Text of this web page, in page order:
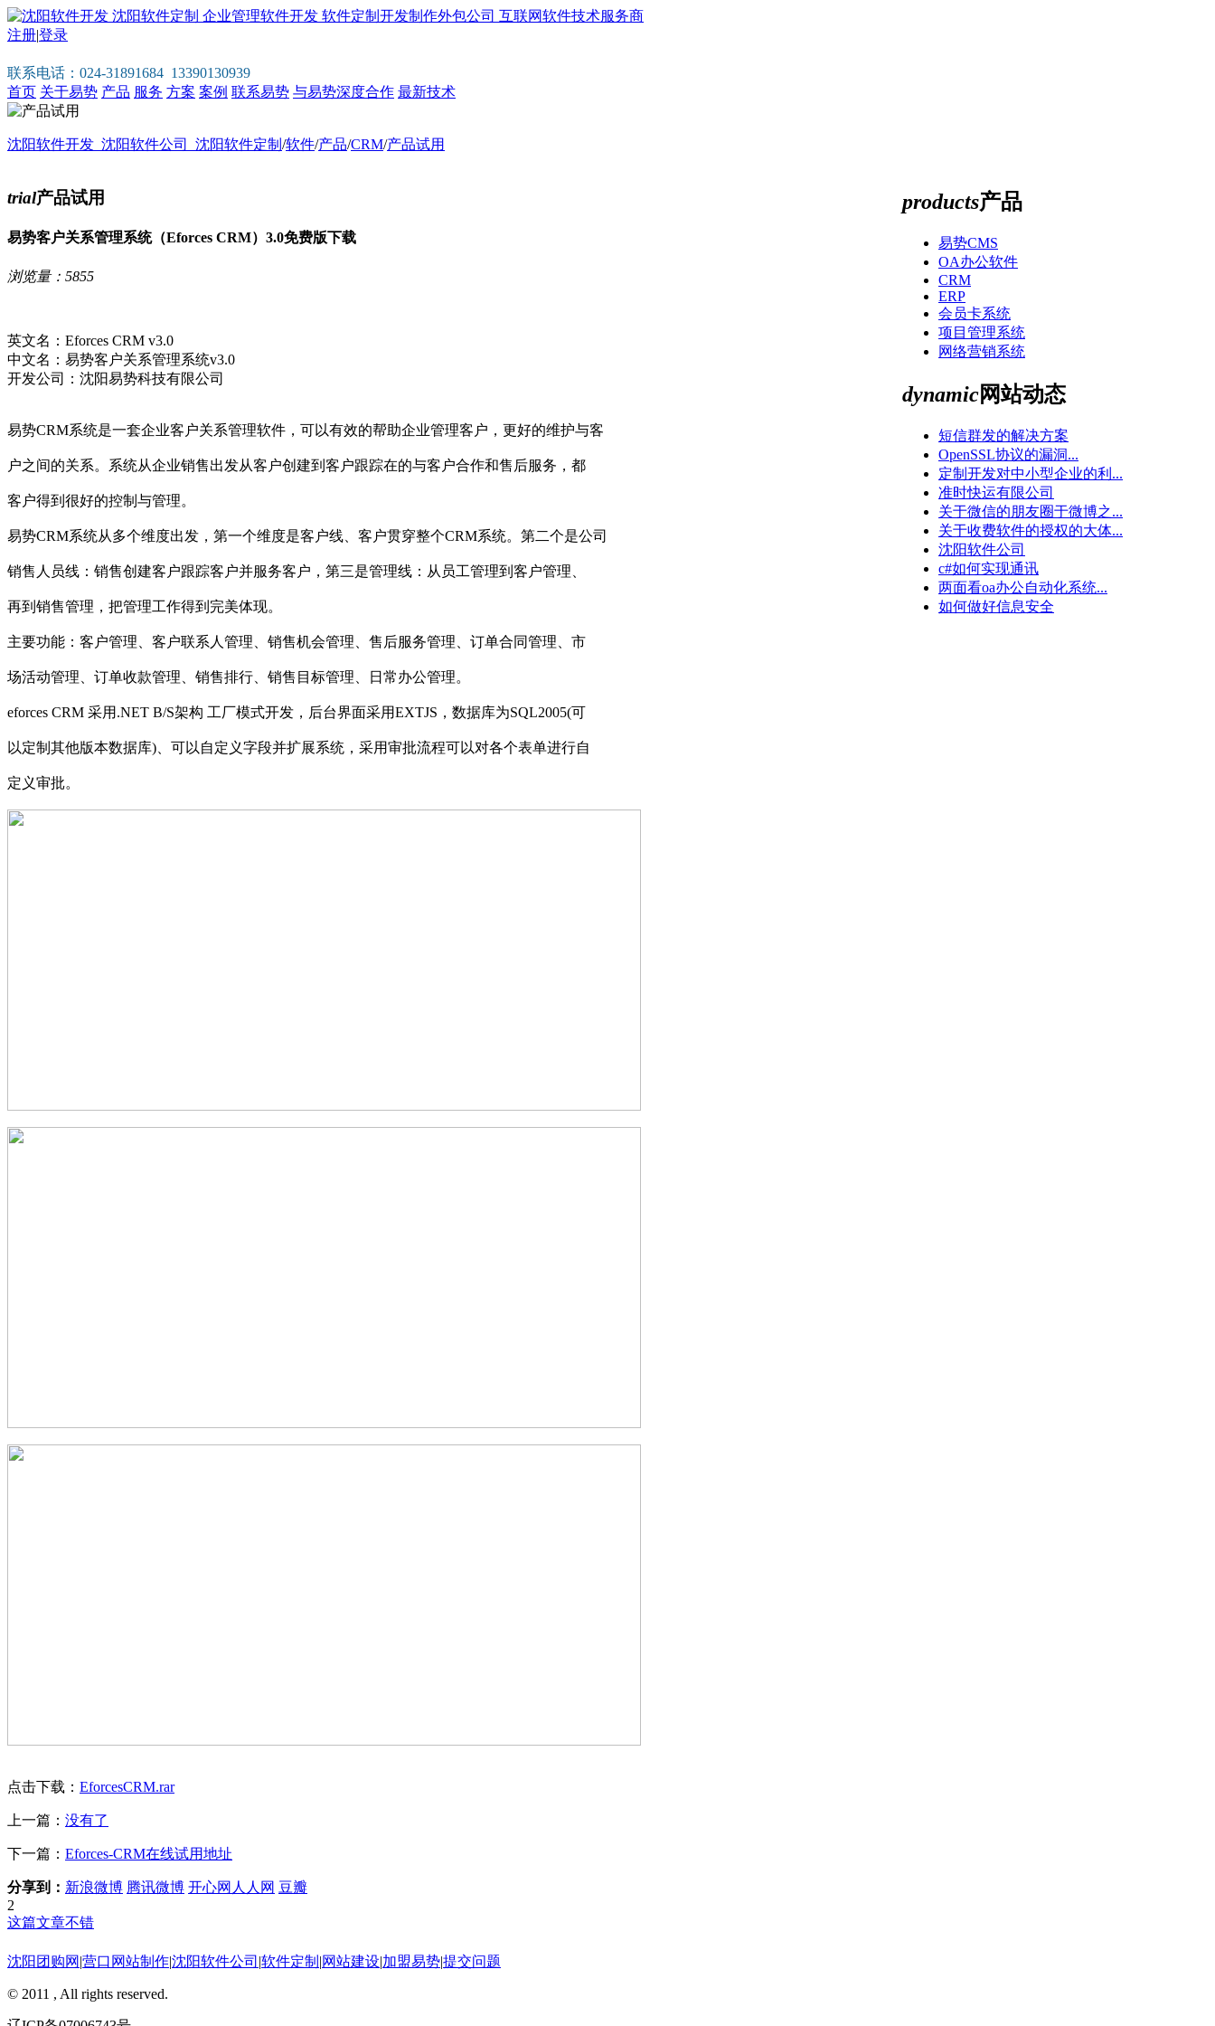
注册|登录
联系电话：024-31891684 13390130939
首页 关于易势 产品 服务 方案 案例 联系易势 与易势深度合作 最新技术
沈阳软件开发_沈阳软件公司_沈阳软件定制 /软件/产品/CRM/产品试用
trial产品试用
易势客户关系管理系统（Eforces CRM）3.0免费版下载
浏览量：5855
英文名：Eforces CRM v3.0
中文名：易势客户关系管理系统v3.0
开发公司：沈阳易势科技有限公司
易势CRM系统是一套企业客户关系管理软件，可以有效的帮助企业管理客户，更好的维护与客
户之间的关系。系统从企业销售出发从客户创建到客户跟踪在的与客户合作和售后服务，都
客户得到很好的控制与管理。
易势CRM系统从多个维度出发，第一个维度是客户线、客户贯穿整个CRM系统。第二个是公司
销售人员线：销售创建客户跟踪客户并服务客户，第三是管理线：从员工管理到客户管理、
再到销售管理，把管理工作得到完美体现。
主要功能：客户管理、客户联系人管理、销售机会管理、售后服务管理、订单合同管理、市
场活动管理、订单收款管理、销售排行、销售目标管理、日常办公管理。
eforces CRM 采用.NET B/S架构 工厂模式开发，后台界面采用EXTJS，数据库为SQL2005(可
以定制其他版本数据库)、可以自定义字段并扩展系统，采用审批流程可以对各个表单进行自
定义审批。
点击下载： EforcesCRM.rar
上一篇： 没有了
下一篇： Eforces-CRM在线试用地址
分享到： 新浪微博 腾讯微博 开心网 人人网 豆瓣
2
这篇文章不错
products产品
易势CMS
OA办公软件
CRM
ERP
会员卡系统
项目管理系统
网络营销系统
dynamic网站动态
短信群发的解决方案
OpenSSL协议的漏洞...
定制开发对中小型企业的利...
准时快运有限公司
关于微信的朋友圈于微博之...
关于收费软件的授权的大体...
沈阳软件公司
c#如何实现通讯
两面看oa办公自动化系统...
如何做好信息安全
沈阳团购网 |营口网站制作|沈阳软件公司 |软件定制 |网站建设|加盟易势|提交问题
© 2011 , All rights reserved.